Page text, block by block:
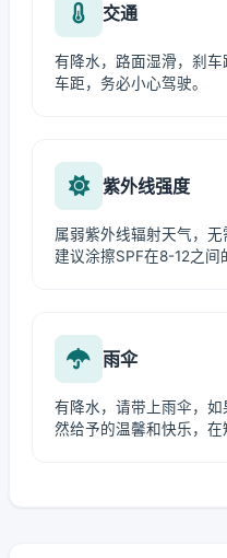
交通
有降水，路面湿滑，刹
车距，务必小心驾驶。
紫外线强度
属弱紫外线辐射天气，无
建议涂擦SPF在8-12之间
雨伞
有降水，请带上雨伞，
然给予的温馨和快乐，在